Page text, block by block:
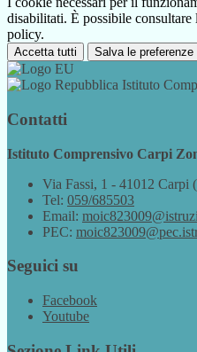
disabilitati. È possibile
policy.
Accetta tutti Salva le preferenze
Istituto
Contatti
Istituto Comprensivo Carpi
Via Fassi, 1 - 41012 Carpi
Tel: 059/685503
Email:
PEC:
Seguici su
Facebook
Youtube